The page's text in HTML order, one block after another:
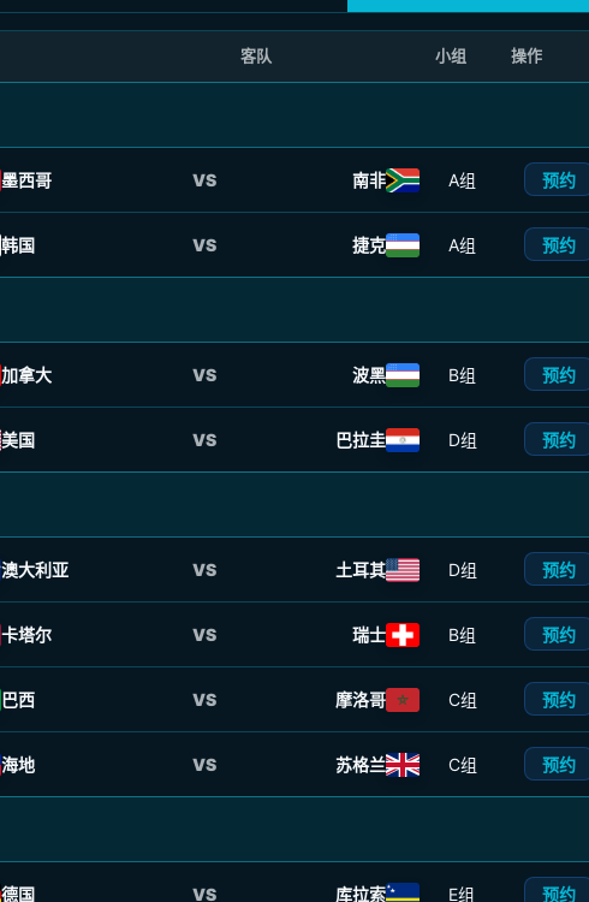
客队 小组 操作
墨西哥 VS 南非 A组 预约
韩国 VS 捷克 A组 预约
加拿大 VS 波黑 B组 预约
美国 VS 巴拉圭 D组 预约
澳大利亚 VS 土耳其 D组 预约
卡塔尔 VS 瑞士 B组 预约
巴西 VS 摩洛哥 C组 预约
海地 VS 苏格兰 C组 预约
德国 VS 库拉索 E组 预约